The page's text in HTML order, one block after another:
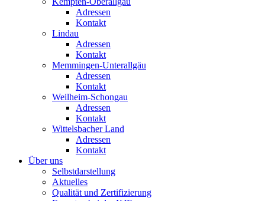
Adressen
Kontakt
Lindau
Adressen
Kontakt
Memmingen-Unterallgäu
Adressen
Kontakt
Weilheim-Schongau
Adressen
Kontakt
Wittelsbacher Land
Adressen
Kontakt
Über uns
Selbstdarstellung
Aktuelles
Qualität und Zertifizierung